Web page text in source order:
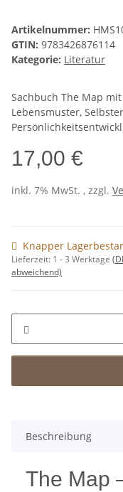
Artikelnummer:
GTIN: 9783426876114
Kategorie: Literatur
Sachbuch The Map
Lebensmuster,
17,00 €
inkl. 7% MwSt. , zzgl.
Knapper
Lieferzeit: 1 - 3 Werktage
abweichend)
Beschreibung
The Map